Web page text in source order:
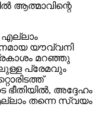
ആത്മാവിന്റെ
യൗവ്വനി
മറഞ്ഞു
പ്രേമവും
ഭീതിയിൽ, അദ്ദേഹം
തന്നെ സ്വയം